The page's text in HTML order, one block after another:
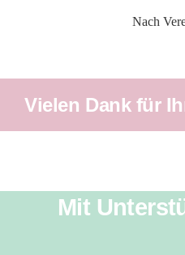
Nach
Vielen Dank für
Mit